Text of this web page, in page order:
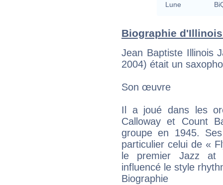
Lune
Biographie
Jean Baptiste Illinois
2004) était un
Son œuvre
Il a joué dans les
Calloway et Count
groupe en 1945.
particulier celui de «
le premier Jazz at
influencé le style
Biographie